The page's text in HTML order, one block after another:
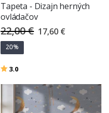
Tapeta - Dizajn herných
ovládačov
22,00 € Special
Price
17,60 €
20%
Hodnotenie:
3.0